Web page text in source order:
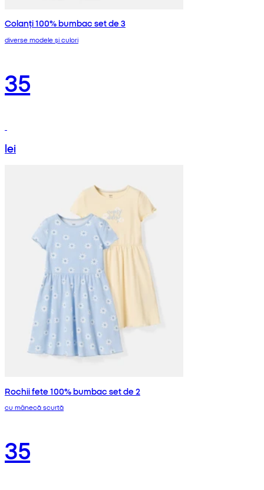
Colanți 100% bumbac set de 3
diverse modele și culori
35
lei
Rochii fete 100% bumbac set de 2
cu mânecă scurtă
35